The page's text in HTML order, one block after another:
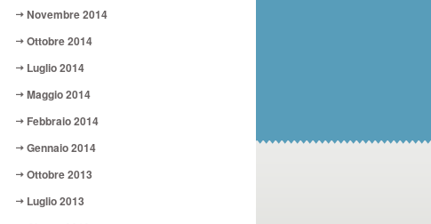
Novembre 2014
Ottobre 2014
Luglio 2014
Maggio 2014
Febbraio 2014
Gennaio 2014
Ottobre 2013
Luglio 2013